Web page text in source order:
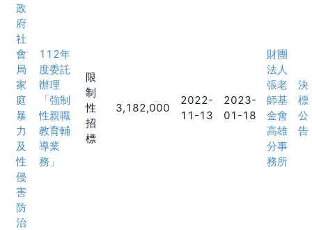
政
府
社
會
局
家
庭
暴
力
及
性
侵
害
防
治
112年
度委託
辦理
「強制
性親職
教育輔
導業
務」
限
制
性
招
標
3,182,000
2022-
11-13
2023-
01-18
財團
法人
張老
師基
金會
高雄
分事
務所
決
標
公
告